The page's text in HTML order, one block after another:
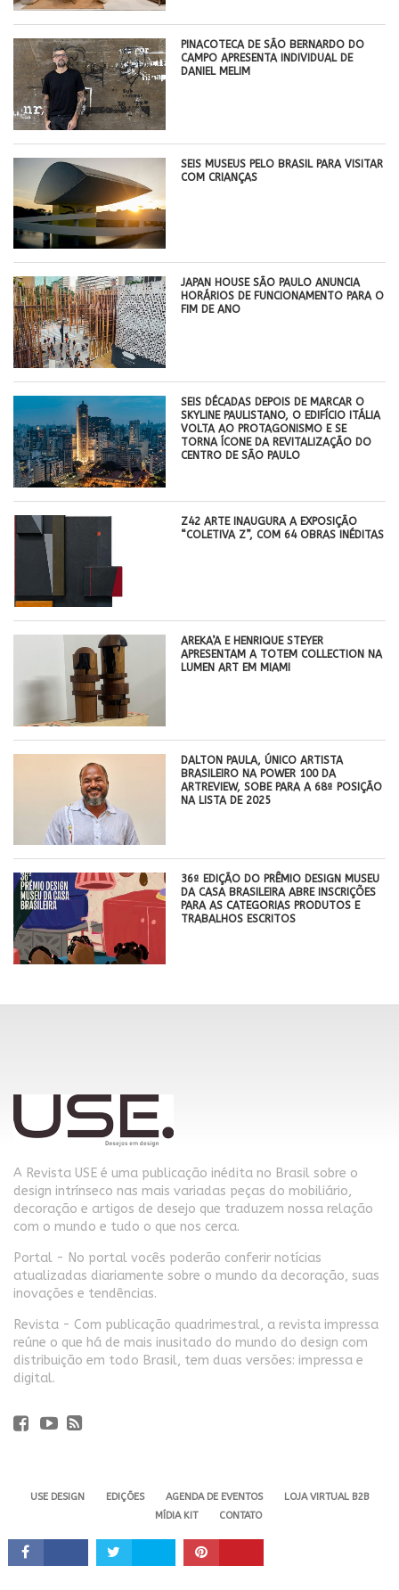
PINACOTECA DE SÃO BERNARDO DO
CAMPO APRESENTA INDIVIDUAL DE
DANIEL MELIM
SEIS MUSEUS PELO BRASIL PARA VISITAR
COM CRIANÇAS
JAPAN HOUSE SÃO PAULO ANUNCIA
HORÁRIOS DE FUNCIONAMENTO PARA O
FIM DE ANO
SEIS DÉCADAS DEPOIS DE MARCAR O
SKYLINE PAULISTANO, O EDIFÍCIO ITÁLIA
VOLTA AO PROTAGONISMO E SE
TORNA ÍCONE DA REVITALIZAÇÃO DO
CENTRO DE SÃO PAULO
Z42 ARTE INAUGURA A EXPOSIÇÃO
“COLETIVA Z”, COM 64 OBRAS INÉDITAS
AREKA’A E HENRIQUE STEYER
APRESENTAM A TOTEM COLLECTION NA
LUMEN ART EM MIAMI
DALTON PAULA, ÚNICO ARTISTA
BRASILEIRO NA POWER 100 DA
ARTREVIEW, SOBE PARA A 68ª POSIÇÃO
NA LISTA DE 2025
36ª EDIÇÃO DO PRÊMIO DESIGN MUSEU
DA CASA BRASILEIRA ABRE INSCRIÇÕES
PARA AS CATEGORIAS PRODUTOS E
TRABALHOS ESCRITOS
A Revista USE é uma publicação inédita no Brasil sobre o
design intrínseco nas mais variadas peças do mobiliário,
decoração e artigos de desejo que traduzem nossa relação
com o mundo e tudo o que nos cerca.
Portal - No portal vocês poderão conferir notícias
atualizadas diariamente sobre o mundo da decoração, suas
inovações e tendências.
Revista - Com publicação quadrimestral, a revista impressa
reúne o que há de mais inusitado do mundo do design com
distribuição em todo Brasil, tem duas versões: impressa e
digital.
USE DESIGN EDIÇÕES AGENDA DE EVENTOS
LOJA VIRTUAL B2B
MÍDIA KIT
CONTATO
Revista USE. 2024 - Todos os direitos reservados.